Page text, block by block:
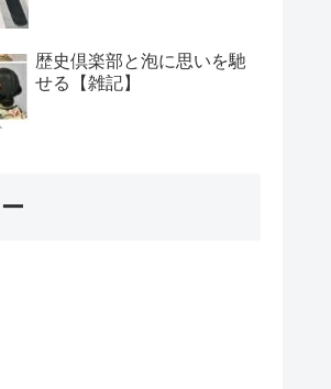
歴史倶楽部と泡に思いを馳
せる【雑記】